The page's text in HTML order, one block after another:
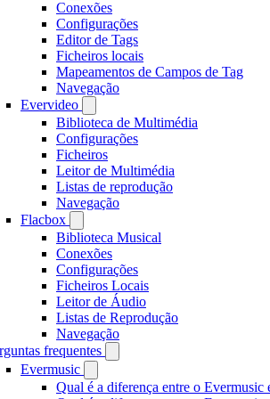
Conexões
Configurações
Editor de Tags
Ficheiros locais
Mapeamentos de Campos de Tag
Navegação
Evervideo
Biblioteca de Multimédia
Configurações
Ficheiros
Leitor de Multimédia
Listas de reprodução
Navegação
Flacbox
Biblioteca Musical
Conexões
Configurações
Ficheiros Locais
Leitor de Áudio
Listas de Reprodução
Navegação
frequentes
Evermusic
Qual é a diferença entre o Evermusic